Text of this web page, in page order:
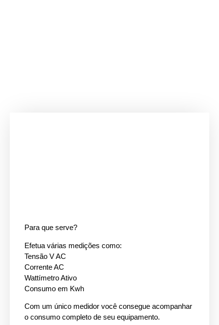
Para que serve?
Efetua várias medições como:
Tensão V AC
Corrente AC
Wattímetro Ativo
Consumo em Kwh
Com um único medidor você consegue acompanhar
o consumo completo de seu equipamento.